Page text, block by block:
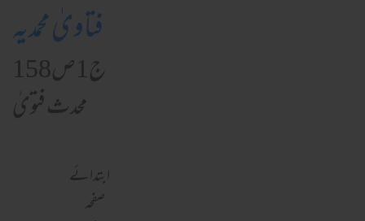
فتاویٰ محمدیہ
ج1ص158
محدث فتویٰ
ابتدائے
صفحہ